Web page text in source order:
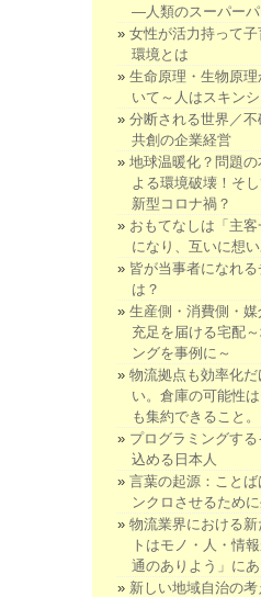
―人類のスーパー
女性が活力持って
環境とは
生命原理・生物原
いて～人はスキン
分断される世界／
共創の企業経営
地球温暖化？問題
よる環境破壊！そ
新型コロナ禍？
おもてなしは「主
になり、互いに想
皆が当事者になれ
は？
生産側・消費側・
充足を届ける宅配
ングを事例に～
物流拠点も効率化
い。倉庫の可能性
も集約できること。
プログラミングす
込める日本人
言葉の起源：こと
ンクロさせるため
物流業界における
トはモノ・人・情
通のありよう」に
新しい地域自治の